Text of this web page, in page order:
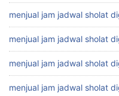
menjual jam jadwal sholat
menjual jam jadwal sholat
menjual jam jadwal sholat
menjual jam jadwal sholat